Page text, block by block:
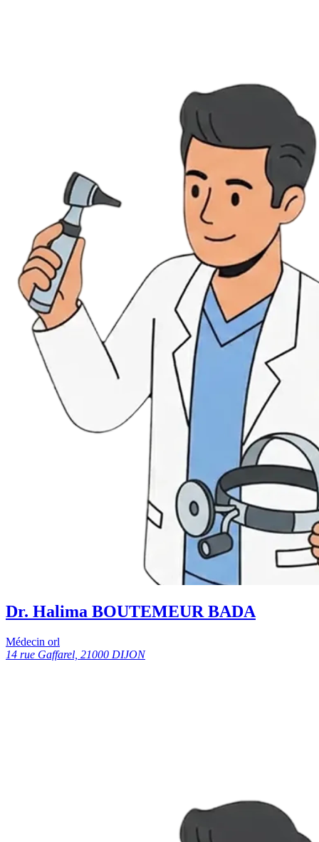
Dr. Halima BOUTEMEUR BADA
Médecin orl
14 rue Gaffarel, 21000 DIJON